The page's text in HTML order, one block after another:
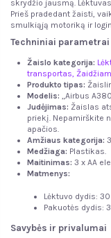
skrydžio jausmą.
Prieš pradedant žaisti,
smulkiąją motoriką ir
Techniniai
Žaislo kategorija:
transportas,
Produkto tipas:
Modelis: „Airbus
Judėjimas: Žaislas
priekį. Nepamirškite
apačios.
Amžiaus kategorija:
Medžiaga: Plastikas.
Maitinimas: 3 x AA
Matmenys:
Lėktuvo dydis:
Pakuotės dydis:
Savybės ir privalumai